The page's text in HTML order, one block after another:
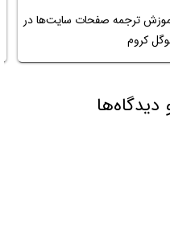
ترجمه صفحات سایت‌ها در
کروم